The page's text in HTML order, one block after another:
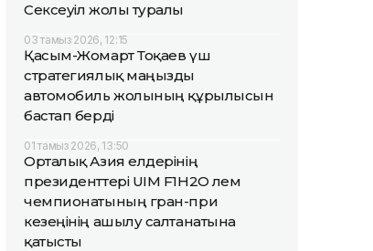
Сексеуіл жолы туралы
03 тамыз 2026, 12:15
Қасым-Жомарт Тоқаев үш
стратегиялық маңызды
автомобиль жолының құрылысын
бастап берді
01 тамыз 2026, 13:50
Орталық Азия елдерінің
президенттері UIM F1H2O әлем
чемпионатының гран-при
кезеңінің ашылу салтанатына
қатысты